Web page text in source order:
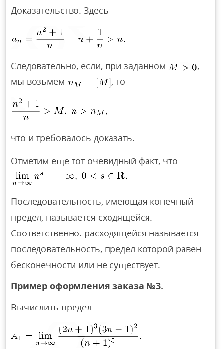
Доказательство. Здесь
Следовательно, если, при заданном
,
мы возьмем
, то
что и требовалось доказать.
Отметим еще тот очевидный факт, что
Последовательность, имеющая конечный
предел, называется сходящейся.
Соответственно. расходящейся называется
последовательность, предел которой равен
бесконечности или не существует.
Пример оформления заказа №3.
Вычислить предел